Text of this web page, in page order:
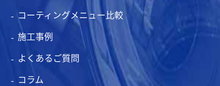
コーティングメニュー比較
施工事例
よくあるご質問
コラム